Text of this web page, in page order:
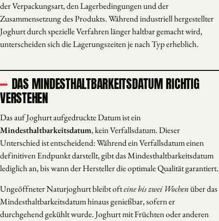
der Verpackungsart, den Lagerbedingungen und der
Zusammensetzung des Produkts. Während industriell hergestellter
Joghurt durch spezielle Verfahren länger haltbar gemacht wird,
unterscheiden sich die Lagerungszeiten je nach Typ erheblich.
DAS MINDESTHALTBARKEITSDATUM RICHTIG
VERSTEHEN
Das auf Joghurt aufgedruckte Datum ist ein
Mindesthaltbarkeitsdatum, kein Verfallsdatum. Dieser
Unterschied ist entscheidend: Während ein Verfallsdatum einen
definitiven Endpunkt darstellt, gibt das Mindesthaltbarkeitsdatum
lediglich an, bis wann der Hersteller die optimale Qualität garantiert.
Ungeöffneter Naturjoghurt bleibt ofteine bis zwei Wochenüber das
Mindesthaltbarkeitsdatum hinaus genießbar, sofern er
durchgehend gekühlt wurde. Joghurt mit Früchten oder anderen